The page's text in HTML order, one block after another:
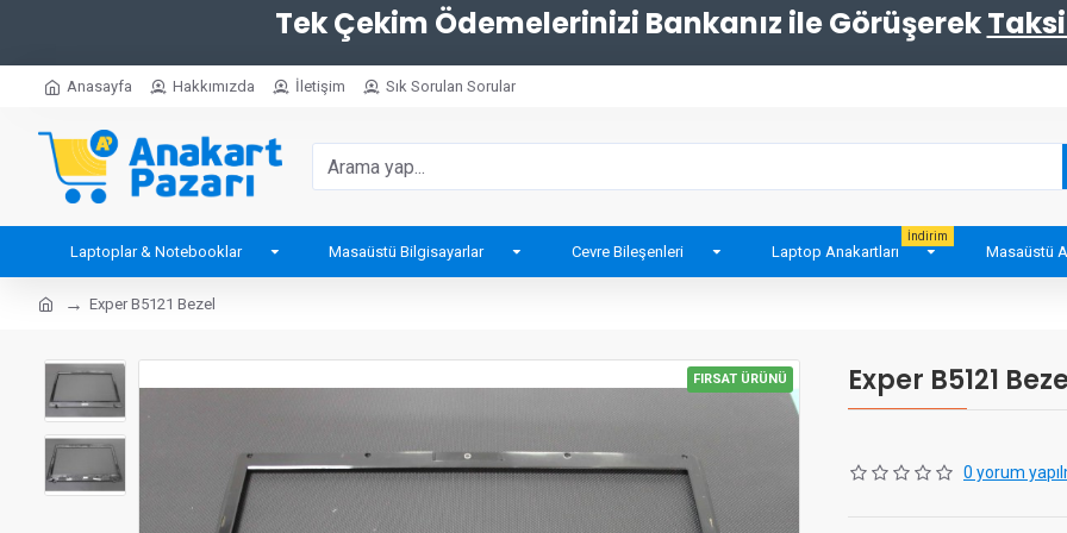
Tek Çekim Ödemelerinizi Bankanız ile Görüşerek
Anasayfa Hakkımızda İletişim Sık Sorulan Sorular
Laptoplar & Notebooklar Masaüstü Bilgisayarlar Cevre Bileşenleri Laptop Anakartları
İndirim
Masaüstü
Exper B5121 Bezel
FIRSAT ÜRÜNÜ Exper B5121
0 yorum